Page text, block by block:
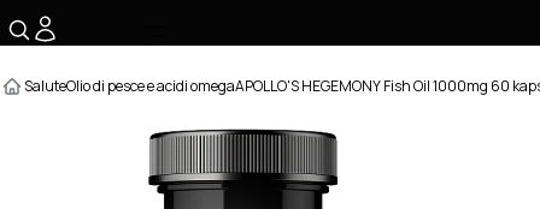
SaluteOlio di pesce e acidi omegaAPOLLO'S HEGEMONY Fish Oil 1000mg 60